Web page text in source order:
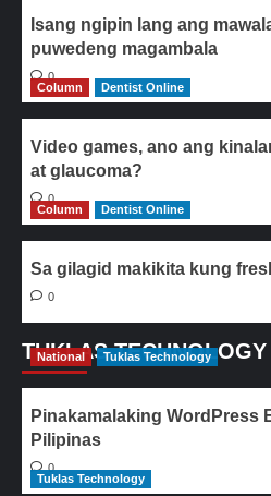
Isang ngipin lang ang
puwedeng magambala
0
Column
Dentist Online
Video games, ano ang
at glaucoma?
0
Column
Dentist Online
Sa gilagid makikita kung
0
TUKLAS TECHNOLOGY
National Tuklas Technology
Pinakamalaking WordPress
Pilipinas
0
Tuklas Technology